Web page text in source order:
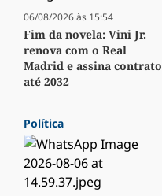
06/08/2026 às 15:54
Fim da novela: Vini Jr.
renova com o Real
Madrid e assina contrato
até 2032
Política